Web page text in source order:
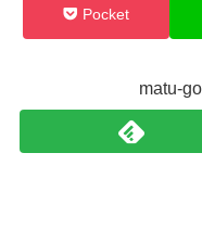
Pocket
matu-